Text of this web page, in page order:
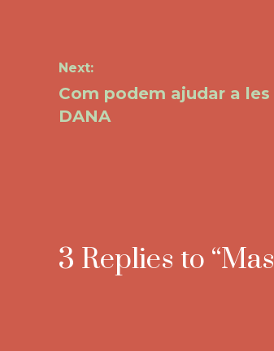
Next:
Next
post:
Com podem ajudar a
DANA
3 Replies to